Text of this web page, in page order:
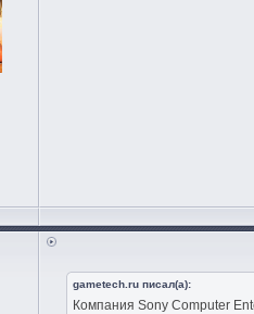
gametech.ru писал(а):
Компания Sony Computer